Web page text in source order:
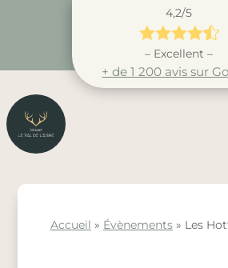
4,2/5

– Excellent –
+ de 1 200 avis sur
Accueil » Évènements» Les